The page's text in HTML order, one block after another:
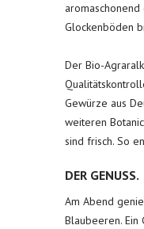
Glockenböden
Der Bio-
Gewürze aus
weiteren
sind frisch. So
DER GENUSS.
Am Abend
Blaubeeren. Ein